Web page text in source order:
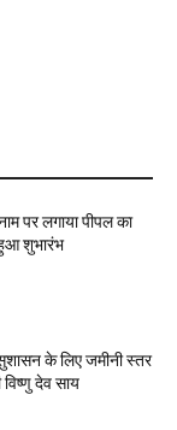
पर लगाया पीपल का
शुभारंभ
के लिए जमीनी स्तर
देव साय